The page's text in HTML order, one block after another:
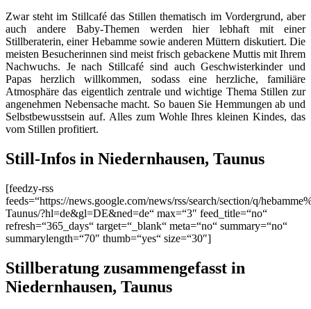
Zwar steht im Stillcafé das Stillen thematisch im Vordergrund, aber
auch andere Baby-Themen werden hier lebhaft mit einer
Stillberaterin, einer Hebamme sowie anderen Müttern diskutiert. Die
meisten Besucherinnen sind meist frisch gebackene Muttis mit Ihrem
Nachwuchs. Je nach Stillcafé sind auch Geschwisterkinder und
Papas herzlich willkommen, sodass eine herzliche, familiäre
Atmosphäre das eigentlich zentrale und wichtige Thema Stillen zur
angenehmen Nebensache macht. So bauen Sie Hemmungen ab und
Selbstbewusstsein auf. Alles zum Wohle Ihres kleinen Kindes, das
vom Stillen profitiert.
Still-Infos in Niedernhausen, Taunus
[feedzy-rss
feeds=“https://news.google.com/news/rss/search/section/q/
Taunus/?hl=de&gl=DE&ned=de“ max=“3″ feed_title=“no“
refresh=“365_days“ target=“_blank“ meta=“no“ summary=“no“
summarylength=“70″ thumb=“yes“ size=“30″]
Stillberatung zusammengefasst in
Niedernhausen, Taunus